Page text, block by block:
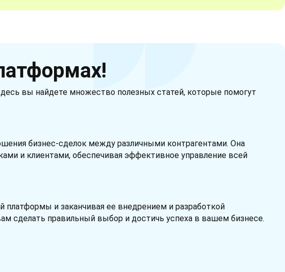
вы найдете множество полезных статей, которые помогут
бизнес-сделок между различными контрагентами. Она
и клиентами, обеспечивая эффективное управление всей
и заканчивая ее внедрением и разработкой
сделать правильный выбор и достичь успеха в вашем бизнесе.